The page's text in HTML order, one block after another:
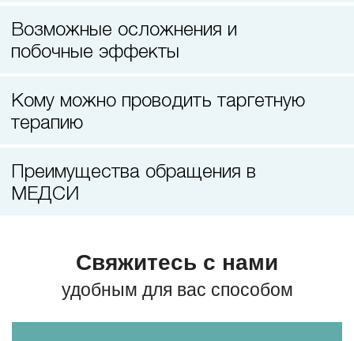
Возможные осложнения и
побочные эффекты
Кому можно проводить таргетную
терапию
Преимущества обращения в
МЕДСИ
Свяжитесь с нами
удобным для вас способом